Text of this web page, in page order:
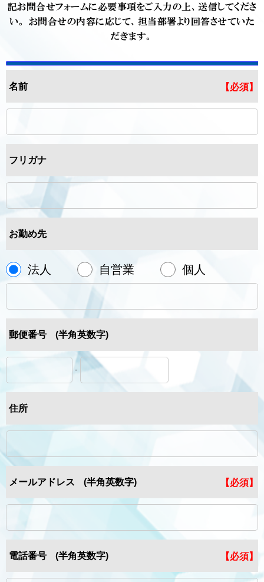
記お問合せフォームに必要事項をご入力の上、送信してくださ
い。
お問合せの内容に応じて、担当部署より回答させていた
だきます。
【必須】
名前
フリガナ
お勤め先
法人 自営業 個人
郵便番号 (半角英数字)
-
住所
【必須】
メールアドレス (半角英数字)
【必須】
電話番号 (半角英数字)